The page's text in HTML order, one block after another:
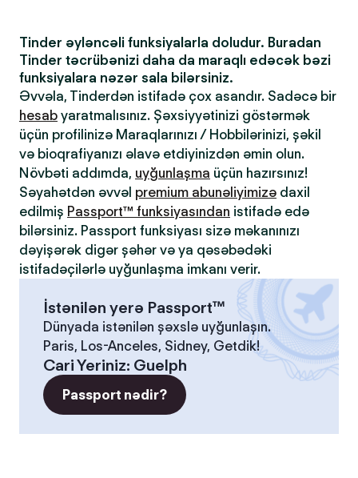
Tinder əyləncəli funksiyalarla doludur. Buradan
Tinder təcrübənizi daha da maraqlı edəcək bəzi
funksiyalara nəzər sala bilərsiniz.
Əvvəla, Tinderdən istifadə çox asandır. Sadəcə bir
hesab yaratmalısınız. Şəxsiyyətinizi göstərmək
üçün profilinizə Maraqlarınızı / Hobbilərinizi, şəkil
və bioqrafiyanızı əlavə etdiyinizdən əmin olun.
Növbəti addımda, uyğunlaşma üçün hazırsınız!
Səyahətdən əvvəl premium abunəliyimizə daxil
edilmiş Passport™ funksiyasından istifadə edə
bilərsiniz. Passport funksiyası sizə məkanınızı
dəyişərək digər şəhər və ya qəsəbədəki
istifadəçilərlə uyğunlaşma imkanı verir.
İstənilən yerə Passport™
Dünyada istənilən şəxslə uyğunlaşın.
Paris, Los-Anceles, Sidney, Getdik!
Cari Yeriniz: Guelph
Passport nədir?